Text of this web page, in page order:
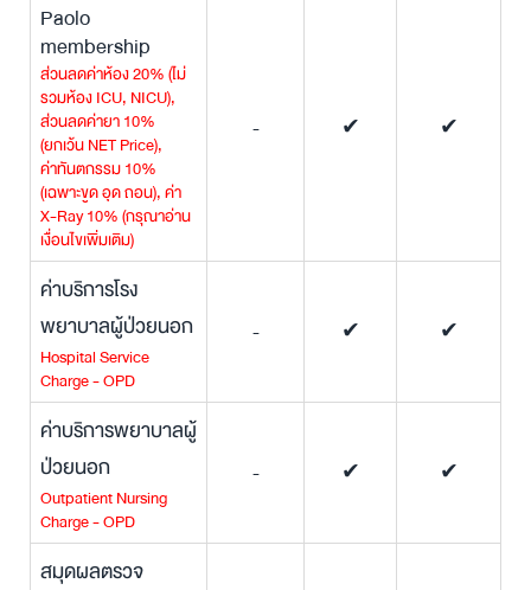
Paolo
membership
ส่วนลดค่าห้อง 20% (ไม่
รวมห้อง ICU, NICU),
ส่วนลดค่ายา 10%
(ยกเว้น NET Price),
ค่าทันตกรรม 10%
(เฉพาะขูด อุด ถอน), ค่า
X-Ray 10% (กรุณาอ่าน
เงื่อนไขเพิ่มเติม)
- ✔ ✔
ค่าบริการโรง
พยาบาลผู้ป่วยนอก
Hospital Service
Charge - OPD
- ✔ ✔
ค่าบริการพยาบาลผู้
ป่วยนอก
Outpatient Nursing
Charge - OPD
- ✔ ✔
สมุดผลตรวจ